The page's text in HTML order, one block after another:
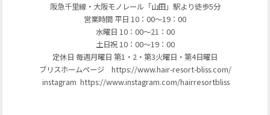
阪急千里線・大阪モノレール「山田」駅より徒歩5分
営業時間 平日 10：00～19：00
水曜日 10：00～21：00
土日祝 10：00～19：00
定休日 毎週月曜日 第1・2・第3火曜日・第4日曜日
ブリスホームページ https://www.hair-resort-bliss.com/
instagram https://www.instagram.com/hairresortbliss